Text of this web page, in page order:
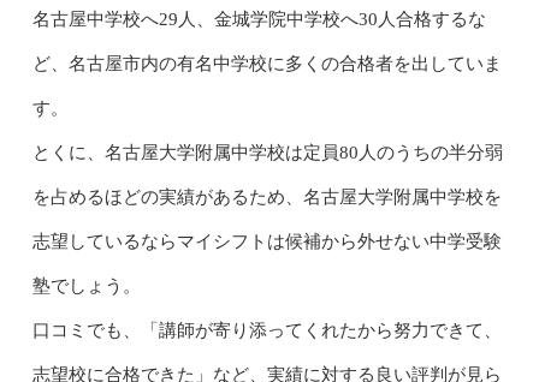
名古屋中学校へ29人、金城学院中学校へ30人合格するな
ど、名古屋市内の有名中学校に多くの合格者を出していま
す。
とくに、名古屋大学附属中学校は定員80人のうちの半分弱
を占めるほどの実績があるため、名古屋大学附属中学校を
志望しているならマイシフトは候補から外せない中学受験
塾でしょう。
口コミでも、「講師が寄り添ってくれたから努力できて、
志望校に合格できた」など、実績に対する良い評判が見ら